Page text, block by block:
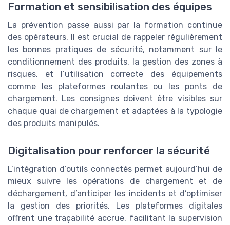
Formation et sensibilisation des équipes
La prévention passe aussi par la formation continue
des opérateurs. Il est crucial de rappeler régulièrement
les bonnes pratiques de sécurité, notamment sur le
conditionnement des produits, la gestion des zones à
risques, et l’utilisation correcte des équipements
comme les plateformes roulantes ou les ponts de
chargement. Les consignes doivent être visibles sur
chaque quai de chargement et adaptées à la typologie
des produits manipulés.
Digitalisation pour renforcer la sécurité
L’intégration d’outils connectés permet aujourd’hui de
mieux suivre les opérations de chargement et de
déchargement, d’anticiper les incidents et d’optimiser
la gestion des priorités. Les plateformes digitales
offrent une traçabilité accrue, facilitant la supervision